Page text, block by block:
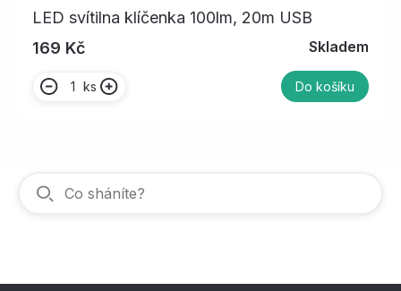
LED svítilna klíčenka 100lm, 20m USB
169 Kč
Skladem
ks Do košíku